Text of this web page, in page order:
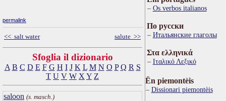
permalink
<< salt water salute >>
Sfoglia il dizionario
A B C D E F G H I J K L M N O P Q R S
T U V W X Y Z
saloon (s. masch.)
Os verbos italianos
По русски
Итальянские глаголы
Στα ελληνικά
Ιταλικό Λεξικό
Ën piemontèis
Dissionari piemontèis